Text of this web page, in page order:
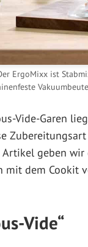
ErgoMixx ist
Vide-Garen
geben
mit dem Cookit
Vide“